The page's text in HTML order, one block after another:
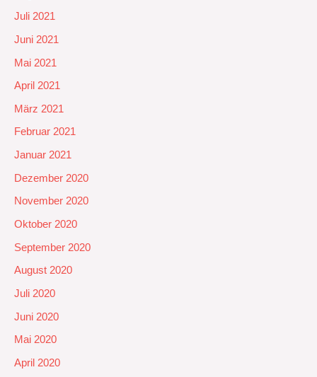
Juli 2021
Juni 2021
Mai 2021
April 2021
März 2021
Februar 2021
Januar 2021
Dezember 2020
November 2020
Oktober 2020
September 2020
August 2020
Juli 2020
Juni 2020
Mai 2020
April 2020